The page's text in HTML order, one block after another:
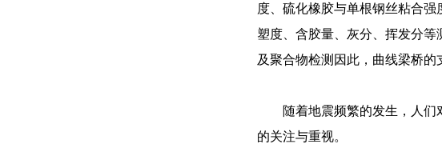
度、硫化橡胶与单根钢丝粘合
塑度、含胶量、灰分、挥发分
及聚合物检测因此，曲线梁桥的
随着地震频繁的发生，人
的关注与重视。